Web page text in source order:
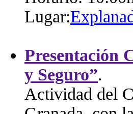
Lugar:
Presentación
y Seguro”.
Actividad del